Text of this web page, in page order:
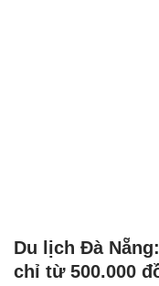
Du lịch Đà
chỉ từ 500.000